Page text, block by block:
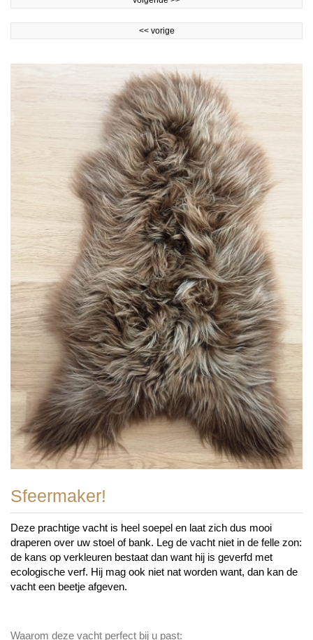
<< vorige
Sfeermaker!
Deze prachtige vacht is heel soepel en laat zich dus mooi
draperen over uw stoel of bank. Leg de vacht niet in de felle zon:
de kans op verkleuren bestaat dan want hij is geverfd met
ecologische verf. Hij mag ook niet nat worden want, dan kan de
vacht een beetje afgeven.
Waarom deze vacht perfect bij u past: